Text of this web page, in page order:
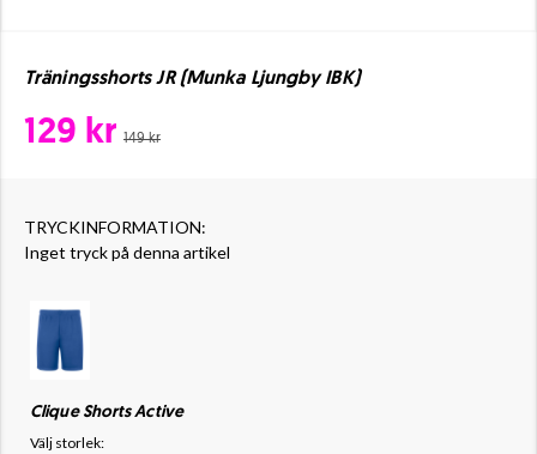
Träningsshorts JR (Munka Ljungby IBK)
129 kr 149 kr
TRYCKINFORMATION:
Inget tryck på denna artikel
Clique Shorts Active
Välj storlek: